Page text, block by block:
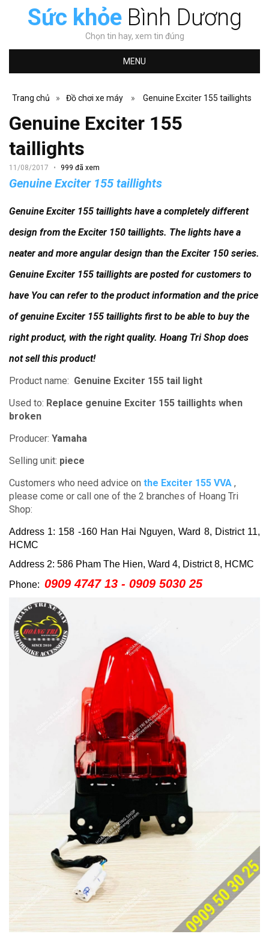
Sức khỏeBình Dương
Chọn tin hay, xem tin đúng
MENU
Trang chủ » Đồ chơi xe máy » Genuine Exciter 155 taillights
Genuine Exciter 155
taillights
11/08/2017 999 đã xem
Genuine Exciter 155 taillights
Genuine Exciter 155 taillights have a completely different
design from the Exciter 150 taillights. The lights have a
neater and more angular design than the Exciter 150 series.
Genuine Exciter 155 taillights are posted for customers to
have You can refer to the product information and the price
of genuine Exciter 155 taillights first to be able to buy the
right product, with the right quality. Hoang Tri Shop does
not sell this product!
Product name: Genuine Exciter 155 tail light
Used to: Replace genuine Exciter 155 taillights when
broken
Producer: Yamaha
Selling unit: piece
Customers who need advice on the Exciter 155 VVA ,
please come or call one of the 2 branches of Hoang Tri
Shop:
Address 1: 158 -160 Han Hai Nguyen, Ward 8, District 11,
HCMC
Address 2: 586 Pham The Hien, Ward 4, District 8, HCMC
Phone: 0909 4747 13 - 0909 5030 25